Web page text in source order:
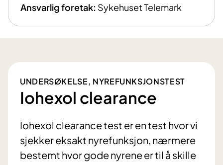
Ansvarlig foretak: Sykehuset Telemark
UNDERSØKELSE, NYREFUNKSJONSTEST
Iohexol clearance
Iohexol clearance test er en test hvor vi
sjekker eksakt nyrefunksjon, nærmere
bestemt hvor gode nyrene er til å skille